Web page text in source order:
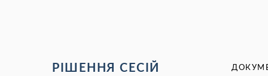
РІШЕННЯ СЕСІЙ